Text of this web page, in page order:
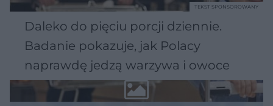
Daleko do pięciu porcji dziennie.
Badanie pokazuje, jak Polacy
naprawdę jedzą warzywa i owoce
TEKST SPONSOROWANY